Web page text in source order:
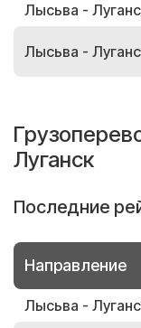
Лысьва -
Лысьва -
Луганск
Последние
Направление
Лысьва -